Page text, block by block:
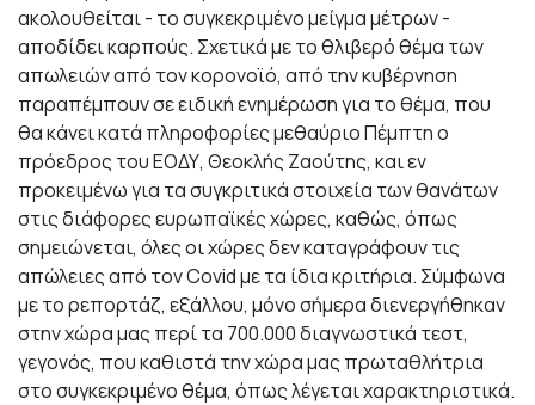
ακολουθείται - το συγκεκριμένο μείγμα μέτρων -
αποδίδει καρπούς. Σχετικά με το θλιβερό θέμα των
απωλειών από τον κορονοϊό, από την κυβέρνηση
παραπέμπουν σε ειδική ενημέρωση για το θέμα, που
θα κάνει κατά πληροφορίες μεθαύριο Πέμπτη ο
πρόεδρος του ΕΟΔΥ, Θεοκλής Ζαούτης, και εν
προκειμένω για τα συγκριτικά στοιχεία των θανάτων
στις διάφορες ευρωπαϊκές χώρες, καθώς, όπως
σημειώνεται, όλες οι χώρες δεν καταγράφουν τις
απώλειες από τον Covid με τα ίδια κριτήρια. Σύμφωνα
με το ρεπορτάζ, εξάλλου, μόνο σήμερα διενεργήθηκαν
στην χώρα μας περί τα 700.000 διαγνωστικά τεστ,
γεγονός, που καθιστά την χώρα μας πρωταθλήτρια
στο συγκεκριμένο θέμα, όπως λέγεται χαρακτηριστικά.